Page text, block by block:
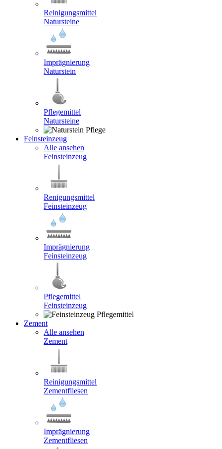
Reinigungsmittel
Natursteine
Imprägnierung
Naturstein
Pflegemittel
Natursteine
Feinsteinzeug
Alle ansehen
Feinsteinzeug
Renigungsmittel
Feinsteinzeug
Imprägnierung
Feinsteinzeug
Pflegemittel
Feinsteinzeug
Zement
Alle ansehen
Zement
Reinigungsmittel
Zementfliesen
Imprägnierung
Zementfliesen